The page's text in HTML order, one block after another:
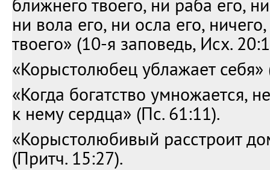
ближнего твоего, ни раба его,
ни вола его, ни осла его,
твоего» (10-я заповедь, Исх.
«Корыстолюбец ублажает себя»
«Когда богатство умножается,
к нему сердца» (Пс. 61:11).
«Корыстолюбивый расстроит
(Притч. 15:27).